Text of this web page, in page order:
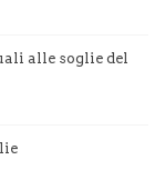
alle soglie del